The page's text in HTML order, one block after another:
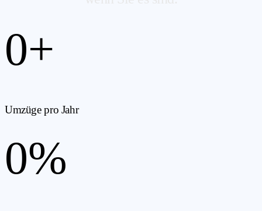
0+
Umzüge pro Jahr
0%